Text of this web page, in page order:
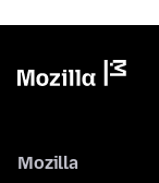
Mozilla